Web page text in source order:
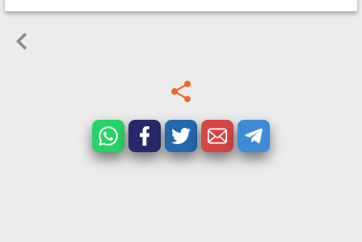
keyboard_arrow_left
share